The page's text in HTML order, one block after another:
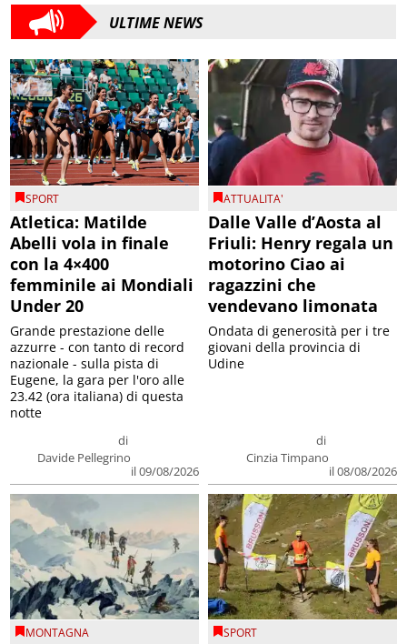
ULTIME NEWS
SPORT
Atletica: Matilde
Abelli vola in finale
con la 4×400
femminile ai Mondiali
Under 20
di
Davide Pellegrino
il 09/08/2026
Grande prestazione delle
azzurre - con tanto di record
nazionale - sulla pista di
Eugene, la gara per l'oro alle
23.42 (ora italiana) di questa
notte
ATTUALITA'
Dalle Valle d’Aosta al
Friuli: Henry regala un
motorino Ciao ai
ragazzini che
vendevano limonata
di
Cinzia Timpano
il 08/08/2026
Ondata di generosità per i tre
giovani della provincia di
Udine
MONTAGNA SPORT